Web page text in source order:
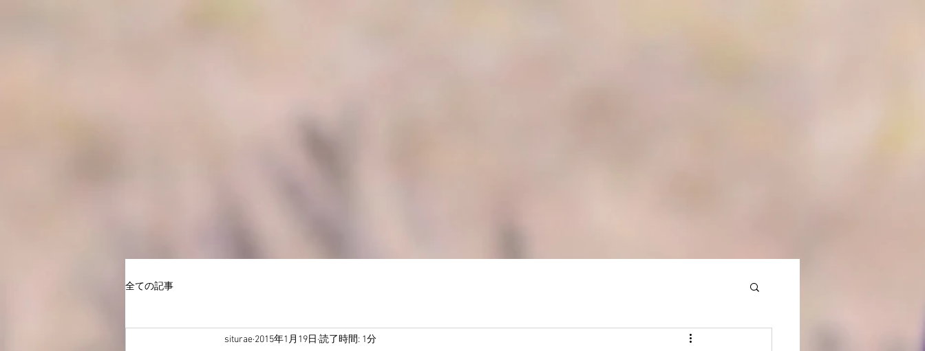
全ての記事
siturae 2015年1月19日 読了時間: 1分